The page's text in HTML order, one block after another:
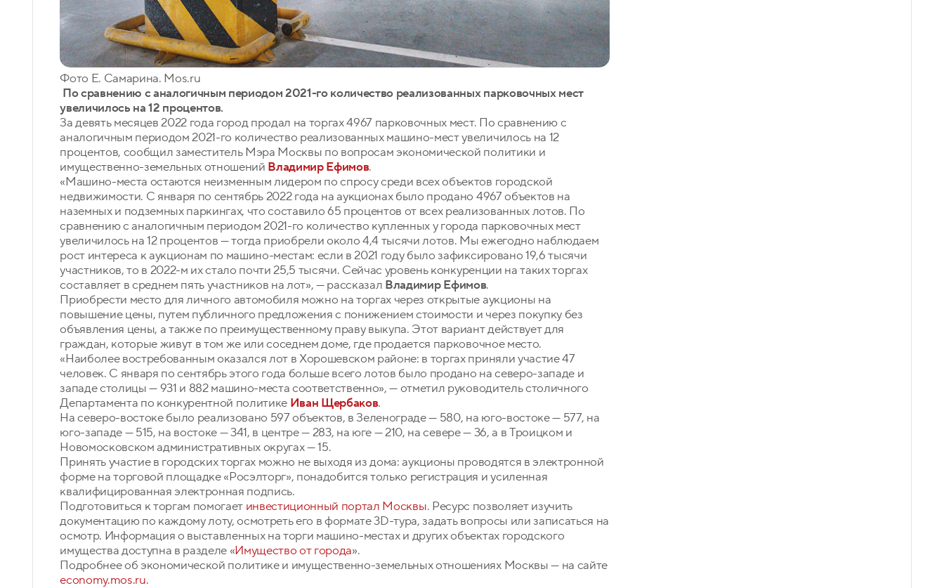
Фото Е. Самарина. Mos.ru
По сравнению с аналогичным периодом 2021-го количество реализованных парковочных мест
увеличилось на 12 процентов.
За девять месяцев 2022 года город продал на торгах 4967 парковочных мест. По сравнению с
аналогичным периодом 2021-го количество реализованных машино-мест увеличилось на 12
процентов, сообщил заместитель Мэра Москвы по вопросам экономической политики и
имущественно-земельных отношений Владимир Ефимов.
«Машино-места остаются неизменным лидером по спросу среди всех объектов городской
недвижимости. С января по сентябрь 2022 года на аукционах было продано 4967 объектов на
наземных и подземных паркингах, что составило 65 процентов от всех реализованных лотов. По
сравнению с аналогичным периодом 2021-го количество купленных у города парковочных мест
увеличилось на 12 процентов — тогда приобрели около 4,4 тысячи лотов. Мы ежегодно наблюдаем
рост интереса к аукционам по машино-местам: если в 2021 году было зафиксировано 19,6 тысячи
участников, то в 2022-м их стало почти 25,5 тысячи. Сейчас уровень конкуренции на таких торгах
составляет в среднем пять участников на лот», — рассказал Владимир Ефимов.
Приобрести место для личного автомобиля можно на торгах через открытые аукционы на
повышение цены, путем публичного предложения с понижением стоимости и через покупку без
объявления цены, а также по преимущественному праву выкупа. Этот вариант действует для
граждан, которые живут в том же или соседнем доме, где продается парковочное место.
«Наиболее востребованным оказался лот в Хорошевском районе: в торгах приняли участие 47
человек. С января по сентябрь этого года больше всего лотов было продано на северо-западе и
западе столицы — 931 и 882 машино-места соответственно», — отметил руководитель столичного
Департамента по конкурентной политике Иван Щербаков.
На северо-востоке было реализовано 597 объектов, в Зеленограде — 580, на юго-востоке — 577, на
юго-западе — 515, на востоке — 341, в центре — 283, на юге — 210, на севере — 36, а в Троицком и
Новомосковском административных округах — 15.
Принять участие в городских торгах можно не выходя из дома: аукционы проводятся в электронной
форме на торговой площадке «Росэлторг», понадобится только регистрация и усиленная
квалифицированная электронная подпись.
Подготовиться к торгам помогает инвестиционный портал Москвы. Ресурс позволяет изучить
документацию по каждому лоту, осмотреть его в формате 3D-тура, задать вопросы или записаться на
осмотр. Информация о выставленных на торги машино-местах и других объектах городского
имущества доступна в разделе «Имущество от города».
Подробнее об экономической политике и имущественно-земельных отношениях Москвы — на сайте
economy.mos.ru.